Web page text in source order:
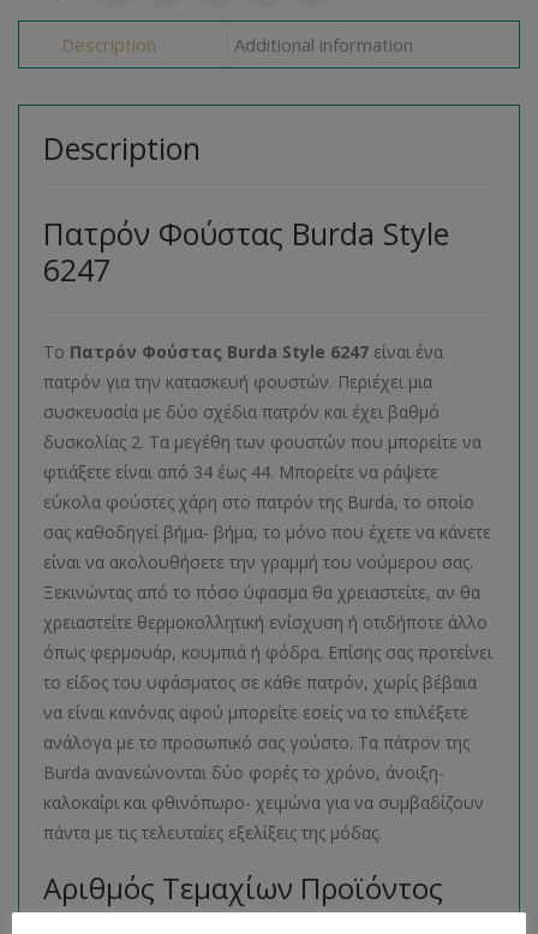
Description Additional information
Description
Πατρόν Φούστας Burda Style
6247
Το Πατρόν Φούστας Burda Style 6247 είναι ένα
πατρόν για την κατασκευή φουστών. Περιέχει μια
συσκευασία με δύο σχέδια πατρόν και έχει βαθμό
δυσκολίας 2. Τα μεγέθη των φουστών που μπορείτε να
φτιάξετε είναι από 34 έως 44. Μπορείτε να ράψετε
εύκολα φούστες χάρη στο πατρόν της Burda, το οποίο
σας καθοδηγεί βήμα- βήμα, το μόνο που έχετε να κάνετε
είναι να ακολουθήσετε την γραμμή του νούμερου σας.
Ξεκινώντας από το πόσο ύφασμα θα χρειαστείτε, αν θα
χρειαστείτε θερμοκολλητική ενίσχυση ή οτιδήποτε άλλο
όπως φερμουάρ, κουμπιά ή φόδρα. Επίσης σας προτείνει
το είδος του υφάσματος σε κάθε πατρόν, χωρίς βέβαια
να είναι κανόνας αφού μπορείτε εσείς να το επιλέξετε
ανάλογα με το προσωπικό σας γούστο. Τα πάτρον της
Burda ανανεώνονται δύο φορές το χρόνο, άνοιξη-
καλοκαίρι και φθινόπωρο- χειμώνα για να συμβαδίζουν
πάντα με τις τελευταίες εξελίξεις της μόδας.
Αριθμός Τεμαχίων Προϊόντος